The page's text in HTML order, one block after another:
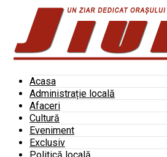
Acasa
Administrație locală
Afaceri
Cultură
Eveniment
Exclusiv